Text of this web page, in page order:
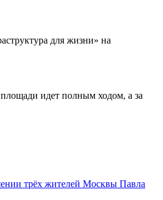
для жизни» на
идет полным ходом, а за
трёх жителей Москвы Павла